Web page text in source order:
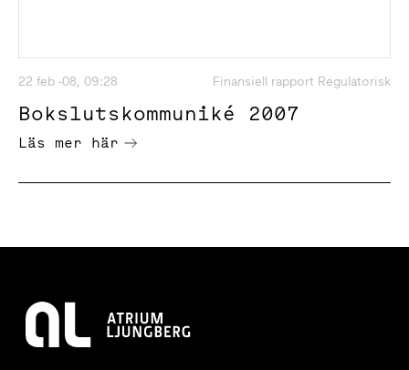
22 feb -08, 09:28 Finansiell rapport Regulatorisk
Bokslutskommuniké 2007
Läs mer här